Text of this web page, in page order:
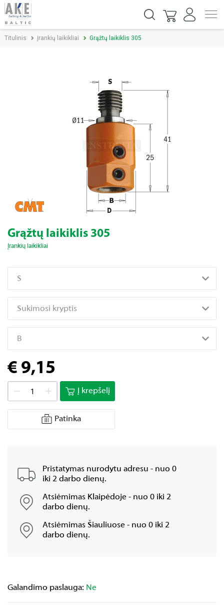
Titulinis Įrankių laikikliai Grąžtų laikiklis 305
Grąžtų laikiklis 305
Įrankių laikikliai
S
Sukimosi kryptis
B
€ 9,15
Į krepšelį
Patinka
Pristatymas nurodytu adresu - nuo 0
iki 2 darbo dienų.
Atsiėmimas Klaipėdoje - nuo 0 iki 2
darbo dienų.
Atsiėmimas Šiauliuose - nuo 0 iki 2
darbo dienų.
Galandimo paslauga: Ne